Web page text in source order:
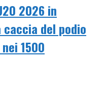
2026 in
caccia del podio
1500